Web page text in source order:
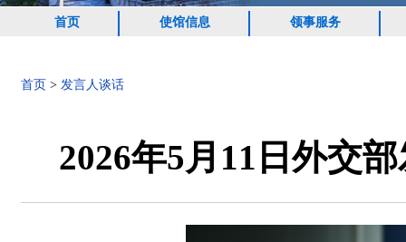
首页 使馆信息 领事服务
首页 > 发言人谈话
2026年5月11日外交